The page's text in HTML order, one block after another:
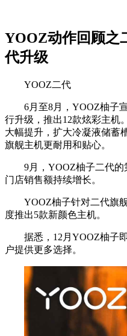
YOOZ动作回顾之
代升级
YOOZ二代
6月至8月，YOOZ柚子
行升级，推出12款炫彩主机
大幅提升，扩大冷凝液储蓄
旗舰主机更耐用和贴心。
9月，YOOZ柚子二代的
门店销售额持续增长。
YOOZ柚子针对二代旗
度推出5款新颜色主机。
据悉，12月YOOZ柚子
户提供更多选择。